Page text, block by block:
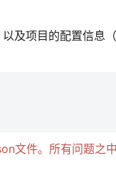
及项目的配置信息
文件。所有问题之